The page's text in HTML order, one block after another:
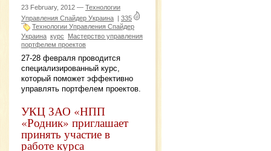
23 February, 2012 — Технологии
Управления Спайдер Украина
335
Технологии Управления Спайдер
Украина курс
Мастерство управления
портфелем проектов
27-28 февраля проводится
специализированный курс,
который поможет эффективно
управлять портфелем проектов.
УКЦ ЗАО «НПП
«Родник» приглашает
принять участие в
работе курса